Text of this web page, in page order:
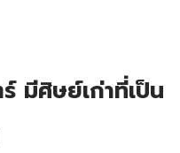
มีศิษย์เก่าที่เป็น